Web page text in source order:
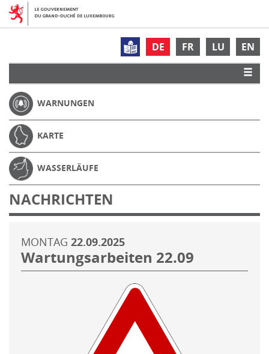
DE FR LU EN
WARNUNGEN
KARTE
WASSERLÄUFE
NACHRICHTEN
MONTAG 22.09.2025
Wartungsarbeiten 22.09